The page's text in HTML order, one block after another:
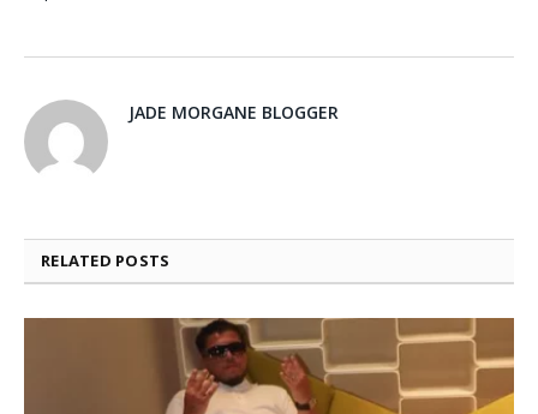
JADE MORGANE BLOGGER
RELATED POSTS